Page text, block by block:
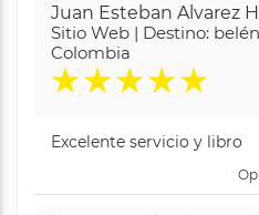
Juan Esteban Alvarez
Sitio Web | Destino:
Colombia
★★★★★
Excelente servicio y libro